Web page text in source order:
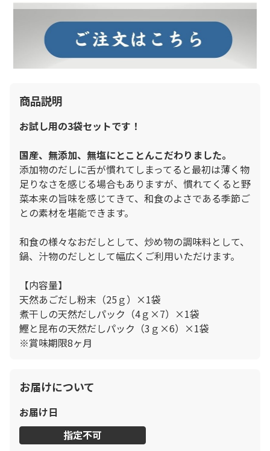
商品説明
お試し用の3袋セットです！
国産、無添加、無塩にとことんこだわりました。
添加物のだしに舌が慣れてしまってると最初は薄く物
足りなさを感じる場合もありますが、慣れてくると野
菜本来の旨味を感じてきて、和食のよさである季節ご
との素材を堪能できます。
和食の様々なおだしとして、炒め物の調味料として、
鍋、汁物のだしとして幅広くご利用いただけます。
【内容量】
天然あごだし粉末（25ｇ）×1袋
煮干しの天然だしパック（4ｇ×7）×1袋
鰹と昆布の天然だしパック（3ｇ×6）×1袋
※賞味期限8ヶ月
お届けについて
お届け日
指定不可